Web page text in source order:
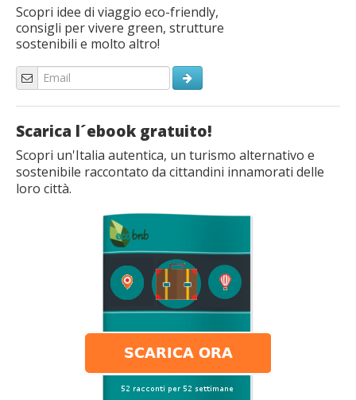
Scopri idee di viaggio eco-friendly,
consigli per vivere green, strutture
sostenibili e molto altro!
Scarica l´ebook gratuito!
Scopri un'Italia autentica, un turismo alternativo e
sostenibile raccontato da cittandini innamorati delle
loro città.